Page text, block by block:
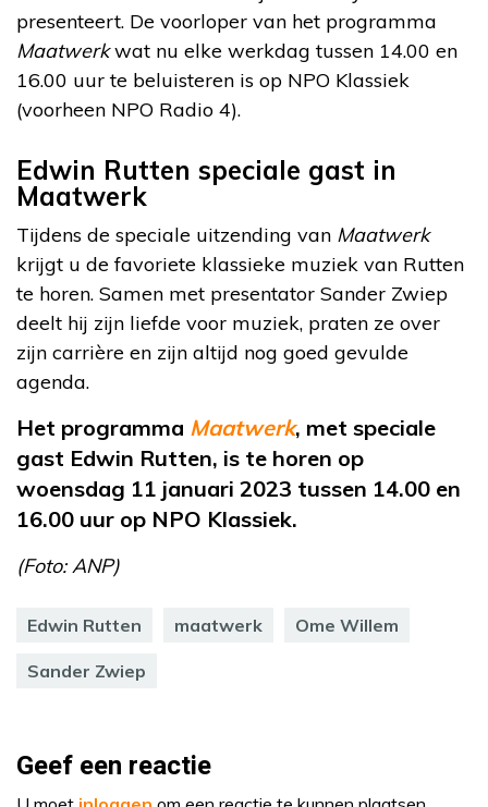
presenteert. De voorloper van het programma
Maatwerkwat nu elke werkdag tussen 14.00 en
16.00 uur te beluisteren is op NPO Klassiek
(voorheen NPO Radio 4).
Edwin Rutten speciale gast in
Maatwerk
Tijdens de speciale uitzending van Maatwerk
krijgt u de favoriete klassieke muziek van Rutten
te horen. Samen met presentator Sander Zwiep
deelt hij zijn liefde voor muziek, praten ze over
zijn carrière en zijn altijd nog goed gevulde
agenda.
Het programma Maatwerk, met speciale
gast Edwin Rutten, is te horen op
woensdag 11 januari 2023 tussen 14.00 en
16.00 uur op NPO Klassiek.
(Foto: ANP)
Edwin Rutten maatwerk Ome Willem
Sander Zwiep
Geef een reactie